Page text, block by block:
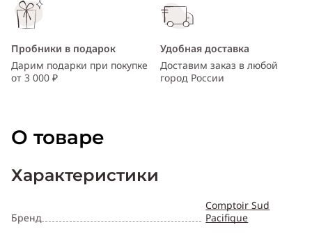
Пробники в подарок
Дарим подарки при покупке
от 3 000 ₽
Удобная доставка
Доставим заказ в любой
город России
О товаре
Характеристики
Бренд
Comptoir Sud
Pacifique